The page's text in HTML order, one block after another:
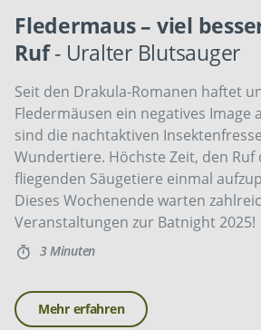
Fledermaus – viel
Ruf- Uralter Blutsauger
Seit den Drakula-Romanen haftet
Fledermäusen ein negatives Image
sind die nachtaktiven
Wundertiere. Höchste Zeit, den Ruf
fliegenden Säugetiere einmal
Dieses Wochenende warten
Veranstaltungen zur Batnight 2025!
3 Minuten
Mehr erfahren